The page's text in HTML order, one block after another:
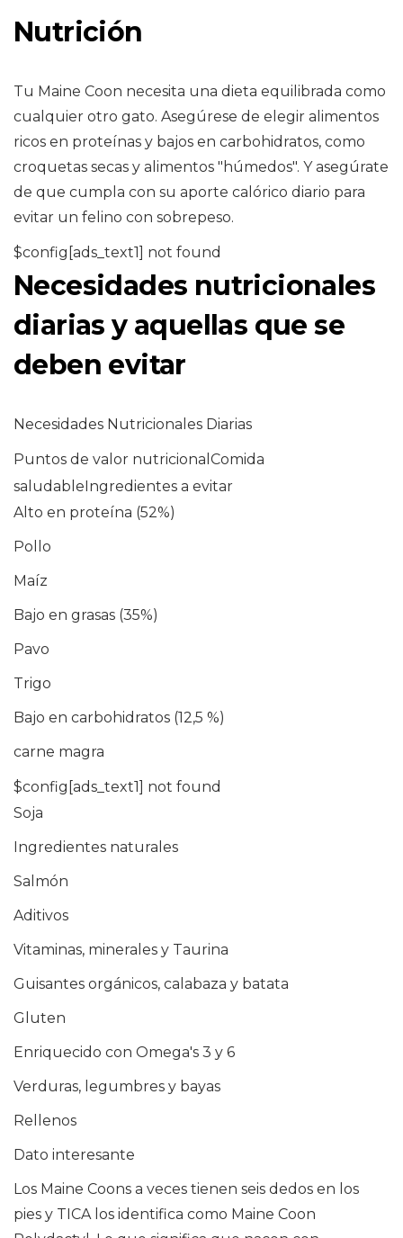
Nutrición
Tu Maine Coon necesita una dieta equilibrada como
cualquier otro gato. Asegúrese de elegir alimentos
ricos en proteínas y bajos en carbohidratos, como
croquetas secas y alimentos "húmedos". Y asegúrate
de que cumpla con su aporte calórico diario para
evitar un felino con sobrepeso.
$config[ads_text1] not found
Necesidades nutricionales
diarias y aquellas que se
deben evitar
Necesidades Nutricionales Diarias
Puntos de valor nutricionalComida
saludableIngredientes a evitar
Alto en proteína (52%)
Pollo
Maíz
Bajo en grasas (35%)
Pavo
Trigo
Bajo en carbohidratos (12,5 %)
carne magra
$config[ads_text1] not found
Soja
Ingredientes naturales
Salmón
Aditivos
Vitaminas, minerales y Taurina
Guisantes orgánicos, calabaza y batata
Gluten
Enriquecido con Omega's 3 y 6
Verduras, legumbres y bayas
Rellenos
Dato interesante
Los Maine Coons a veces tienen seis dedos en los
pies y TICA los identifica como Maine Coon